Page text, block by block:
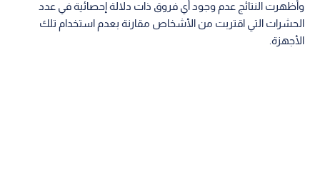
وأظهرت النتائج عدم وجود أي فروق ذات دلالة إحصائية في عدد
الحشرات التي اقتربت من الأشخاص مقارنة بعدم استخدام تلك
الأجهزة.